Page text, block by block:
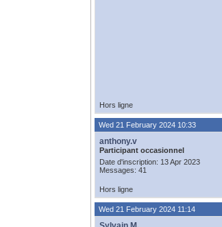
Hors ligne
Wed 21 February 2024 10:33
anthony.v
Participant occasionnel
Date d'inscription: 13 Apr 2023
Messages: 41
Hors ligne
Wed 21 February 2024 11:14